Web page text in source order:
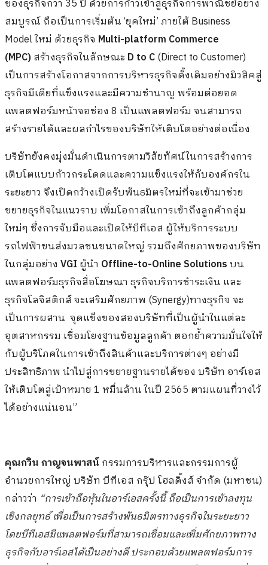
ของธุรกิจกว่า 35 ปี ด้วยการก้าวเข้าสู่ธุรกิจการพาณิชย์อย่าง
สมบูรณ์ ถือเป็นการเริ่มต้น ‘ยุคใหม่’ ภายใต้ Business
Model ใหม่ ด้วยธุรกิจ Multi-platform Commerce
(MPC)สร้างธุรกิจในลักษณะ D to C(Direct to Customer)
เป็นการสร้างโอกาสจากการบริหารธุรกิจดั้งเดิมอย่างมิวสิคสู่
ธุรกิจมีเดียที่แข็งแรงและมีความชำนาญ พร้อมต่อยอด
แพลตฟอร์มหน้าจอช่อง 8 เป็นแพลตฟอร์ม จนสามารถ
สร้างรายได้และผลกำไรของบริษัทให้เติบโตอย่างต่อเนื่อง
บริษัทยังคงมุ่งมั่นดำเนินการตามวิสัยทัศน์ในการสร้างการ
เติบโตแบบก้าวกระโดดและความแข็งแรงให้กับองค์กรใน
ระยะยาว จึงเปิดกว้างเปิดรับพันธมิตรใหม่ที่จะเข้ามาช่วย
ขยายธุรกิจในแนวราบ เพิ่มโอกาสในการเข้าถึงลูกค้ากลุ่ม
ใหม่ๆ ซึ่งการจับมือและเปิดให้บีทีเอส ผู้ให้บริการระบบ
รถไฟฟ้าขนส่งมวลชนขนาดใหญ่ รวมถึงศักยภาพของบริษัท
ในกลุ่มอย่าง VGI ผู้นำ Offline-to-Online Solutionsบน
แพลตฟอร์มธุรกิจสื่อโฆษณา ธุรกิจบริการชำระเงิน และ
ธุรกิจโลจิสติกส์ จะเสริมศักยภาพ (Synergy)ทางธุรกิจ จะ
เป็นการผสาน จุดแข็งของสองบริษัทที่เป็นผู้นำในแต่ละ
อุตสาหกรรม เชื่อมโยงฐานข้อมูลลูกค้า ตอกย้ำความมั่นใจให้
กับผู้บริโภคในการเข้าถึงสินค้าและบริการต่างๆ อย่างมี
ประสิทธิภาพ นำไปสู่การขยายฐานรายได้ของ บริษัท อาร์เอส
ให้เติบโตสู่เป้าหมาย 1 หมื่นล้าน ในปี 2565 ตามแผนที่วางไว้
ได้อย่างแน่นอน”
คุณกวิน กาญจนพาสน์กรรมการบริหารและกรรมการผู้
อำนวยการใหญ่ บริษัท บีทีเอส กรุ๊ป โฮลดิ้งส์ จำกัด (มหาชน)
กล่าวว่า “การเข้าถือหุ้นในอาร์เอสครั้งนี้ ถือเป็นการเข้าลงทุน
เชิงกลยุทธ์ เพื่อเป็นการสร้างพันธมิตรทางธุรกิจในระยะยาว
โดยบีทีเอสมีแพลตฟอร์มที่สามารถเชื่อมและเพิ่มศักยภาพทาง
ธุรกิจกับอาร์เอสได้เป็นอย่างดี ประกอบด้วยแพลตฟอร์มการ